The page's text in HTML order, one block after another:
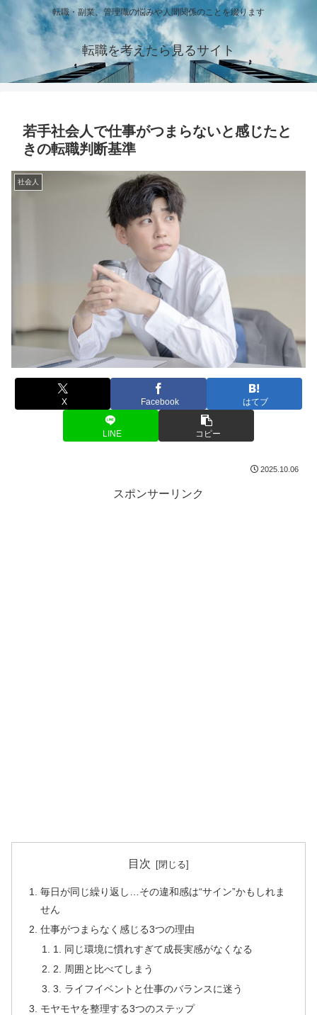
転職・副業、管理職の悩みや人間関係のことを綴ります
転職を考えたら見るサイト
若手社会人で仕事がつまらないと感じたと
きの転職判断基準
社会人
X Facebook はてブ
LINE コピー
2025.10.06
スポンサーリンク
目次
毎日が同じ繰り返し…その違和感は“サイン”かもしれま
せん
仕事がつまらなく感じる3つの理由
1. 同じ環境に慣れすぎて成長実感がなくなる
2. 周囲と比べてしまう
3. ライフイベントと仕事のバランスに迷う
モヤモヤを整理する3つのステップ